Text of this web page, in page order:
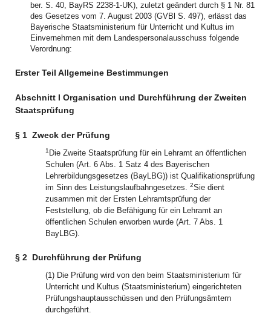
ber. S. 40, BayRS 2238-1-UK), zuletzt geändert durch § 1 Nr. 81
des Gesetzes vom 7. August 2003 (GVBl S. 497), erlässt das
Bayerische Staatsministerium für Unterricht und Kultus im
Einvernehmen mit dem Landespersonalausschuss folgende
Verordnung:
Erster Teil Allgemeine Bestimmungen
Abschnitt I Organisation und Durchführung der Zweiten
Staatsprüfung
§ 1 Zweck der Prüfung
1 Die Zweite Staatsprüfung für ein Lehramt an öffentlichen
Schulen (Art. 6 Abs. 1 Satz 4 des Bayerischen
Lehrerbildungsgesetzes (BayLBG)) ist Qualifikationsprüfung
im Sinn des Leistungslaufbahngesetzes. 2Sie dient
zusammen mit der Ersten Lehramtsprüfung der
Feststellung, ob die Befähigung für ein Lehramt an
öffentlichen Schulen erworben wurde (Art. 7 Abs. 1
BayLBG).
§ 2 Durchführung der Prüfung
(1) Die Prüfung wird von den beim Staatsministerium für
Unterricht und Kultus (Staatsministerium) eingerichteten
Prüfungshauptausschüssen und den Prüfungsämtern
durchgeführt.